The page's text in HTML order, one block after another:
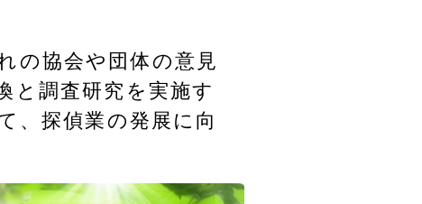
の協会や団体の意見
と調査研究を実施す
、探偵業の発展に向